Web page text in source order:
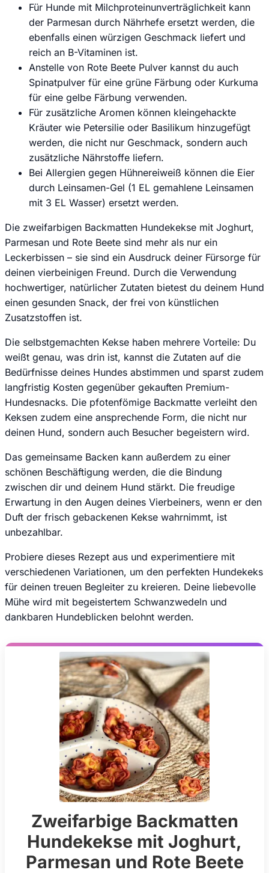
Für Hunde mit Milchproteinunverträglichkeit kann
der Parmesan durch Nährhefe ersetzt werden, die
ebenfalls einen würzigen Geschmack liefert und
reich an B-Vitaminen ist.
Anstelle von Rote Beete Pulver kannst du auch
Spinatpulver für eine grüne Färbung oder Kurkuma
für eine gelbe Färbung verwenden.
Für zusätzliche Aromen können kleingehackte
Kräuter wie Petersilie oder Basilikum hinzugefügt
werden, die nicht nur Geschmack, sondern auch
zusätzliche Nährstoffe liefern.
Bei Allergien gegen Hühnereiweiß können die Eier
durch Leinsamen-Gel (1 EL gemahlene Leinsamen
mit 3 EL Wasser) ersetzt werden.
Die zweifarbigen Backmatten Hundekekse mit Joghurt,
Parmesan und Rote Beete sind mehr als nur ein
Leckerbissen – sie sind ein Ausdruck deiner Fürsorge für
deinen vierbeinigen Freund. Durch die Verwendung
hochwertiger, natürlicher Zutaten bietest du deinem Hund
einen gesunden Snack, der frei von künstlichen
Zusatzstoffen ist.
Die selbstgemachten Kekse haben mehrere Vorteile: Du
weißt genau, was drin ist, kannst die Zutaten auf die
Bedürfnisse deines Hundes abstimmen und sparst zudem
langfristig Kosten gegenüber gekauften Premium-
Hundesnacks. Die pfotenfömige Backmatte verleiht den
Keksen zudem eine ansprechende Form, die nicht nur
deinen Hund, sondern auch Besucher begeistern wird.
Das gemeinsame Backen kann außerdem zu einer
schönen Beschäftigung werden, die die Bindung
zwischen dir und deinem Hund stärkt. Die freudige
Erwartung in den Augen deines Vierbeiners, wenn er den
Duft der frisch gebackenen Kekse wahrnimmt, ist
unbezahlbar.
Probiere dieses Rezept aus und experimentiere mit
verschiedenen Variationen, um den perfekten Hundekeks
für deinen treuen Begleiter zu kreieren. Deine liebevolle
Mühe wird mit begeistertem Schwanzwedeln und
dankbaren Hundeblicken belohnt werden.
Zweifarbige Backmatten
Hundekekse mit Joghurt,
Parmesan und Rote Beete